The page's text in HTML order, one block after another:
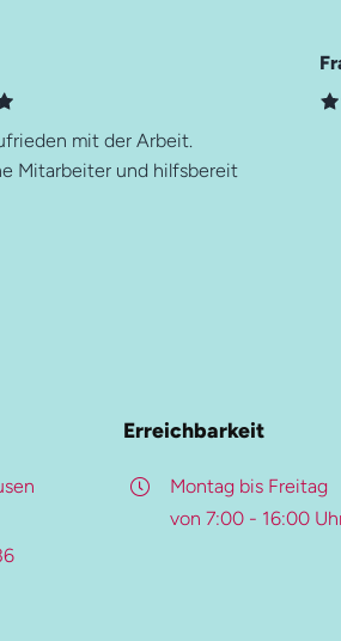
mit der Arbeit.
Mitarbeiter und hilfsbereit
Erreichbarkeit
Montag bis Freitag
von 7:00 - 16:00
Hohe Wirtschaftlichkeit